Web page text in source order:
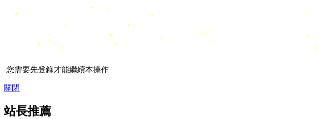
您需要先登錄才能繼續本操作
關閉
站長推薦